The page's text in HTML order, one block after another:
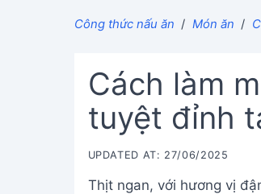
Công thức nấu ăn / Món ăn /
Cách làm
tuyệt đỉnh
UPDATED AT: 27/06/2025
Thịt ngan, với hương vị